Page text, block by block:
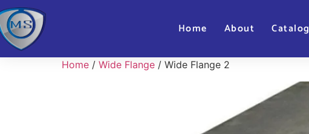
Home About Catalog
Home / Wide Flange / Wide Flange 2